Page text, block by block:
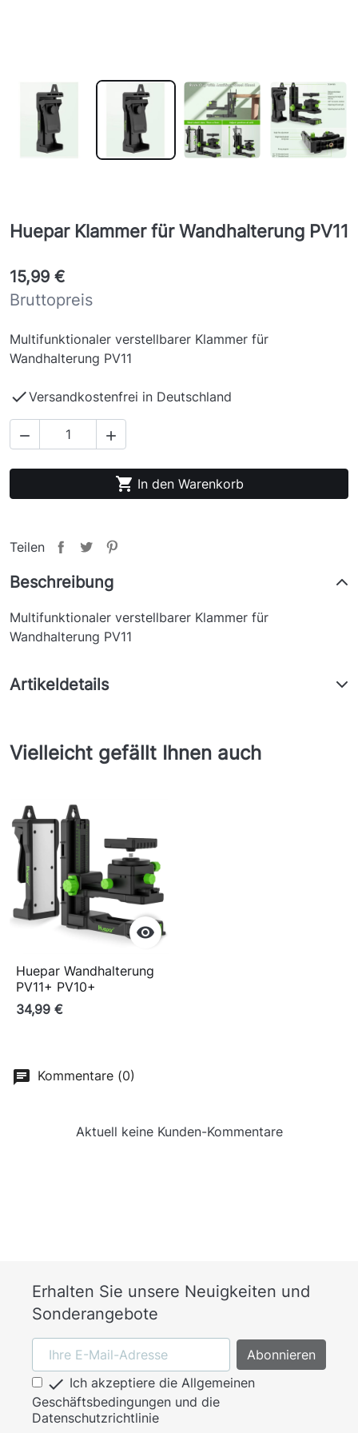
Huepar Klammer für Wandhalterung PV11
15,99 €
Bruttopreis
Multifunktionaler verstellbarer Klammer für
Wandhalterung PV11
Versandkostenfrei in Deutschland
 
 In den Warenkorb
Teilen
Beschreibung
Multifunktionaler verstellbarer Klammer für
Wandhalterung PV11
Artikeldetails
Vielleicht gefällt Ihnen auch

Huepar Wandhalterung
PV11+ PV10+
34,99 €
Kommentare (0)
Aktuell keine Kunden-Kommentare
Erhalten Sie unsere Neuigkeiten und
Sonderangebote
 Ich akzeptiere die Allgemeinen
Geschäftsbedingungen und die
Datenschutzrichtlinie